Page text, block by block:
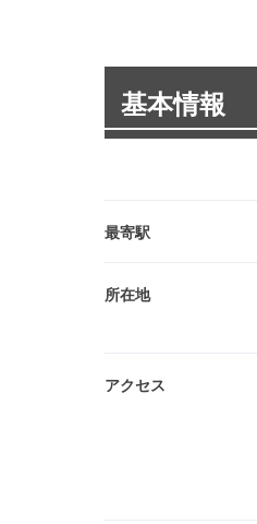
基本情報
最寄駅
所在地
アクセス